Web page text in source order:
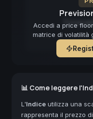
Accedi a price
matrice di volatilità
📊 Come leggere
L'Indice utilizza una
rappresenta il prezzo